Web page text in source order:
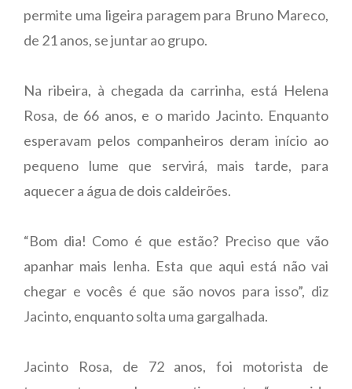
permite uma ligeira paragem para Bruno Mareco,
de 21 anos, se juntar ao grupo.
Na ribeira, à chegada da carrinha, está Helena
Rosa, de 66 anos, e o marido Jacinto. Enquanto
esperavam pelos companheiros deram início ao
pequeno lume que servirá, mais tarde, para
aquecer a água de dois caldeirões.
“Bom dia! Como é que estão? Preciso que vão
apanhar mais lenha. Esta que aqui está não vai
chegar e vocês é que são novos para isso”, diz
Jacinto, enquanto solta uma gargalhada.
Jacinto Rosa, de 72 anos, foi motorista de